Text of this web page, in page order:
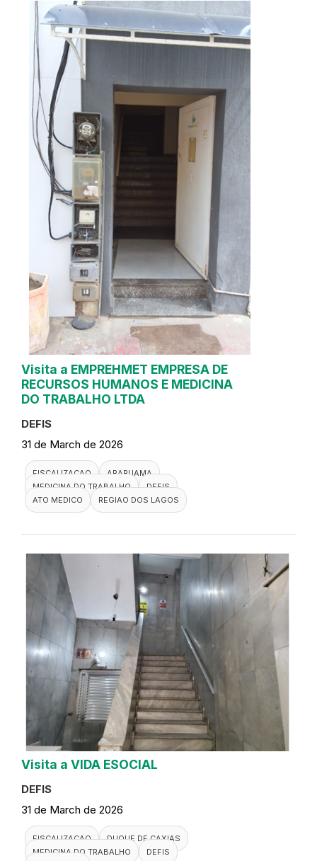
Visita a EMPREHMET EMPRESA DE
RECURSOS HUMANOS E MEDICINA
DO TRABALHO LTDA
DEFIS
31 de March de 2026
FISCALIZACAO
ARARUAMA
MEDICINA DO TRABALHO
DEFIS
ATO MEDICO
REGIAO DOS LAGOS
Visita a VIDA ESOCIAL
DEFIS
31 de March de 2026
FISCALIZACAO
DUQUE DE CAXIAS
MEDICINA DO TRABALHO
DEFIS